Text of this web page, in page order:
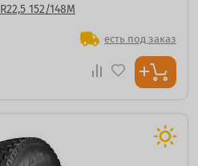
152/148M
есть под заказ